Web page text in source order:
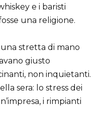
e i baristi
una religione.
una stretta di mano
giusto
non inquietanti.
sera: lo stress dei
i rimpianti